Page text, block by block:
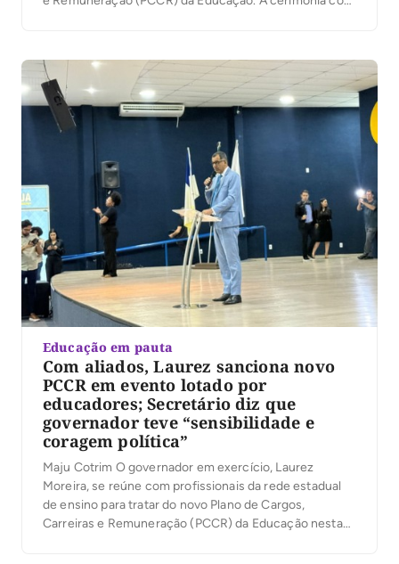
reuniu profissionais da educação e autoridades. A
revisão do […]
Educação em pauta
Com aliados, Laurez sanciona novo
PCCR em evento lotado por
educadores; Secretário diz que
governador teve “sensibilidade e
coragem política”
Maju Cotrim O governador em exercício, Laurez
Moreira, se reúne com profissionais da rede estadual
de ensino para tratar do novo Plano de Cargos,
Carreiras e Remuneração (PCCR) da Educação nesta